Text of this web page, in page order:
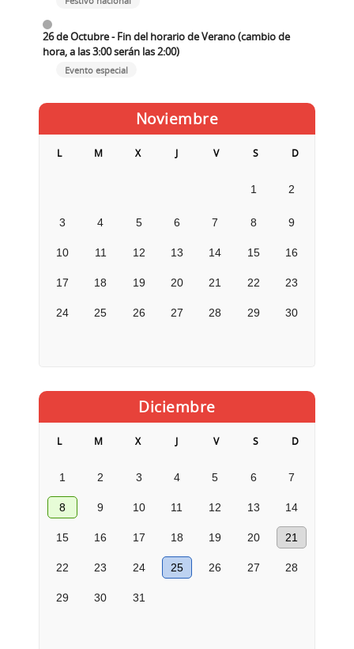
26 de Octubre - Fin del horario de Verano (cambio de
hora, a las 3:00 serán las 2:00)
Evento especial
Noviembre
L M X J V S D
1 2
3 4 5 6 7 8 9
10 11 12 13 14 15 16
17 18 19 20 21 22 23
24 25 26 27 28 29 30
Diciembre
L M X J V S D
1 2 3 4 5 6 7
8 9 10 11 12 13 14
15 16 17 18 19 20 21
22 23 24 25 26 27 28
29 30 31